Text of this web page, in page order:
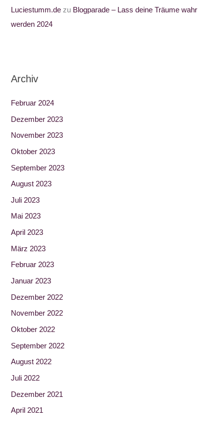
Luciestumm.de zu Blogparade – Lass deine Träume wahr
werden 2024
Archiv
Februar 2024
Dezember 2023
November 2023
Oktober 2023
September 2023
August 2023
Juli 2023
Mai 2023
April 2023
März 2023
Februar 2023
Januar 2023
Dezember 2022
November 2022
Oktober 2022
September 2022
August 2022
Juli 2022
Dezember 2021
April 2021